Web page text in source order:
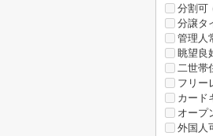
分割可
分譲タ
管理人
眺望良
二世帯
フリー
カード
オープ
外国人